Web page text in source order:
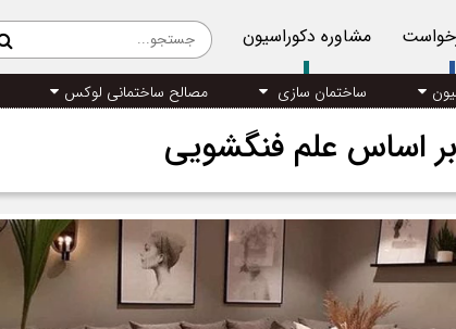
مشاوره دکوراسیون
ساختمان سازی مصالح ساختمانی لوکس
اساس علم فنگشویی